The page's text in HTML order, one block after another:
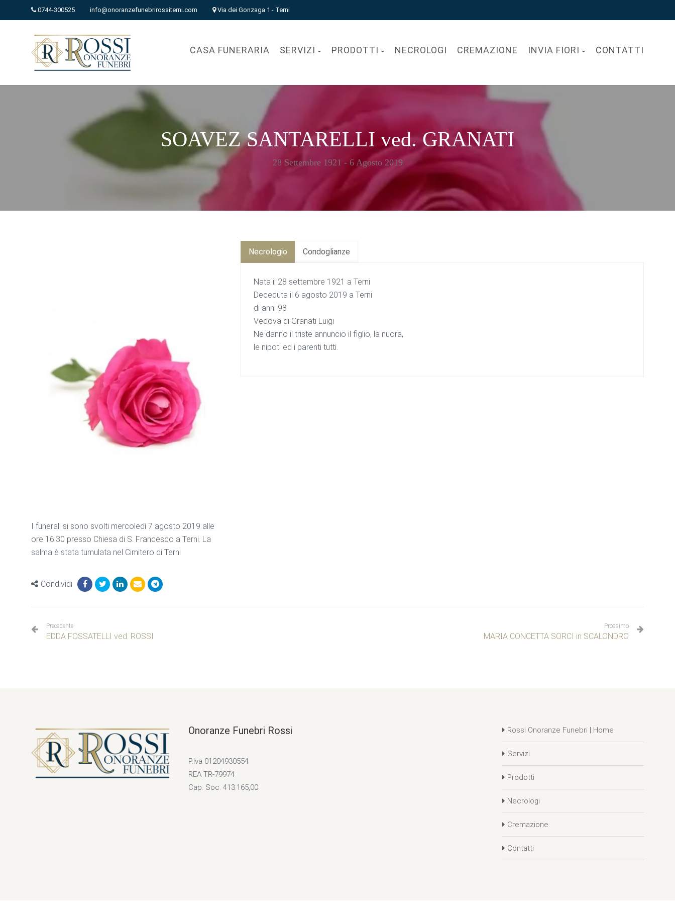
0744-300525 info@onoranzefunebrirossiterni.com Via dei Gonzaga 1 - Terni
CASA FUNERARIA SERVIZI PRODOTTI NECROLOGI CREMAZIONE INVIA FIORI CONTATTI
SOAVEZ SANTARELLI ved. GRANATI
28 Settembre 1921 - 6 Agosto 2019
I funerali si sono svolti mercoledì 7 agosto 2019 alle
ore 16:30 presso Chiesa di S. Francesco a Terni. La
salma è stata tumulata nel Cimitero di Terni
Condividi
Necrologio Condoglianze
Nata il 28 settembre 1921 a Terni
Deceduta il 6 agosto 2019 a Terni
di anni 98
Vedova di Granati Luigi
Ne danno il triste annuncio il figlio, la nuora,
le nipoti ed i parenti tutti.
Precedente
EDDA FOSSATELLI ved. ROSSI
Prossimo
MARIA CONCETTA SORCI in SCALONDRO
Onoranze Funebri Rossi
P.Iva 01204930554
REA TR-79974
Cap. Soc. 413.165,00
Rossi Onoranze Funebri | Home
Servizi
Prodotti
Necrologi
Cremazione
Contatti